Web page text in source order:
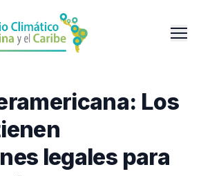
Los
legales para